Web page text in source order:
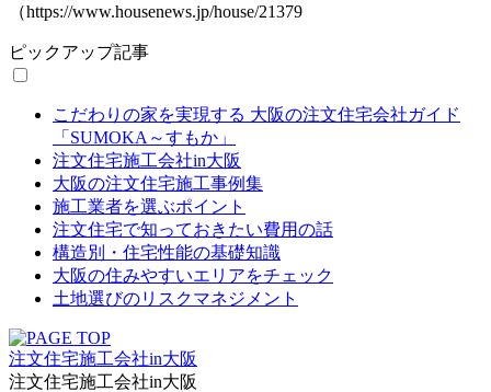
（https://www.housenews.jp/house/21379
ピックアップ記事
こだわりの家を実現する 大阪の注文住宅会社ガイド
「SUMOKA～すもか」
注文住宅施工会社in大阪
大阪の注文住宅施工事例集
施工業者を選ぶポイント
注文住宅で知っておきたい費用の話
構造別・住宅性能の基礎知識
大阪の住みやすいエリアをチェック
土地選びのリスクマネジメント
注文住宅施工会社in大阪
注文住宅施工会社in大阪